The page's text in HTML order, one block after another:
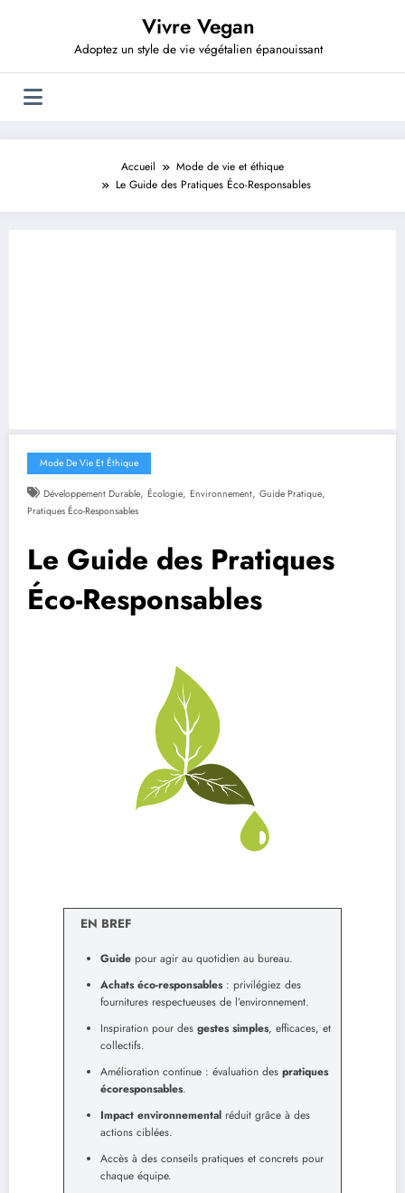
Vivre Vegan
Adoptez un style de vie végétalien épanouissant
Accueil
Mode de vie et éthique
Le Guide des Pratiques Éco-Responsables
Mode De Vie Et Éthique
Développement Durable, Écologie, Environnement, Guide Pratique,
Pratiques Éco-Responsables
Le Guide des Pratiques
Éco-Responsables
EN BREF
Guide pour agir au quotidien au bureau.
Achats éco-responsables: privilégiez des
fournitures respectueuses de l’environnement.
Inspiration pour des gestes simples, efficaces, et
collectifs.
Amélioration continue : évaluation des pratiques
écoresponsables.
Impact environnemental réduit grâce à des
actions ciblées.
Accès à des conseils pratiques et concrets pour
chaque équipe.